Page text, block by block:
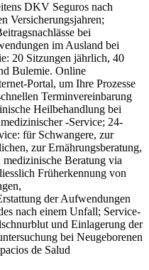
DKV Seguros nach
Versicherungsjahren;
bei
im Ausland bei
20 Sitzungen jährlich, 40
Bulemie. Online
Portal, um Ihre Prozesse
Terminvereinbarung
Heilbehandlung bei
-Service; 24-
für Schwangere, zur
zur Ernährungsberatung,
Beratung via
Früherkennung von
der Aufwendungen
nach einem Unfall; Service-
und Einlagerung der
bei Neugeborenen
de Salud